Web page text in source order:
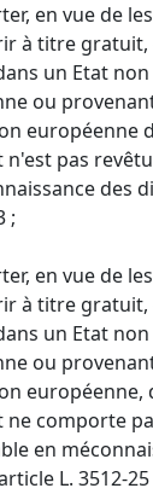
en vue de
à titre gratuit,
un Etat
ou
européenne
pas
des
;
en vue de
à titre gratuit,
un Etat
ou
européenne,
comporte
en
L. 3512-25